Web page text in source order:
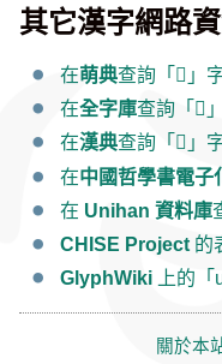
其它漢字網路
在萌典查詢「𡰶」
在全字庫查詢「𡰶
在漢典查詢「𡰶」
在中國哲學書電子
在 Unihan 資料庫
CHISE Project 的
GlyphWiki 上的「
關於本